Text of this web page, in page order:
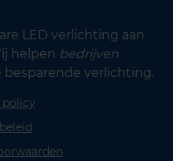
LED verlichting aan
helpen bedrijven
besparende verlichting.
policy